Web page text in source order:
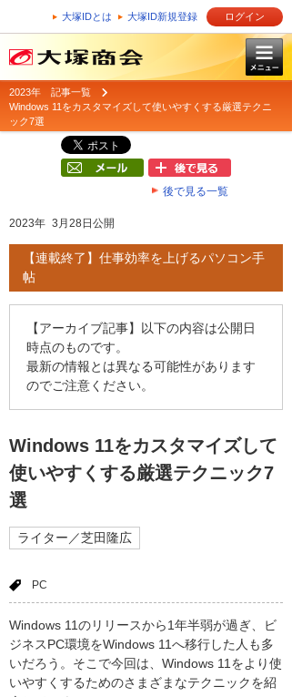
大塚IDとは 大塚ID新規登録 ログイン
2023年 記事一覧
Windows 11をカスタマイズして使いやすくする厳選テクニ
ック7選
後で見る一覧
2023年 3月28日公開
【連載終了】仕事効率を上げるパソコン手
帖
【アーカイブ記事】以下の内容は公開日
時点のものです。
最新の情報とは異なる可能性があります
のでご注意ください。
Windows 11をカスタマイズして
使いやすくする厳選テクニック7
選
ライター／芝田隆広
PC
Windows 11のリリースから1年半弱が過ぎ、ビ
ジネスPC環境をWindows 11へ移行した人も多
いだろう。そこで今回は、Windows 11をより使
いやすくするためのさまざまなテクニックを紹